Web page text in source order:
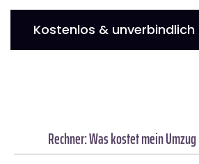
Kostenlos &
Rechner: Was kostet mein